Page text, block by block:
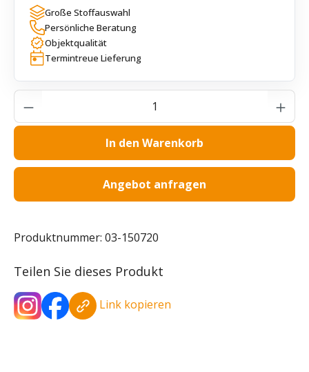
Große Stoffauswahl
Persönliche Beratung
Objektqualität
Termintreue Lieferung
Produkt Anzahl: Gib den gewünschten
In den Warenkorb
Angebot anfragen
Produktnummer: 03-150720
Teilen Sie dieses Produkt
Link kopieren